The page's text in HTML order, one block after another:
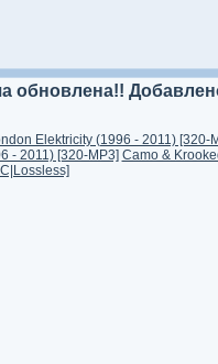
обновлена!!
Elektricity (1996 - 2011) [320-
- 2011) [320-MP3] Camo &